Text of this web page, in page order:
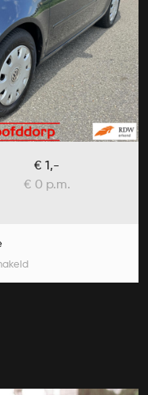
€ 1,-
€ 0 p.m.